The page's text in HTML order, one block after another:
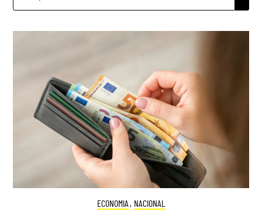
ECONOMIA , NACIONAL